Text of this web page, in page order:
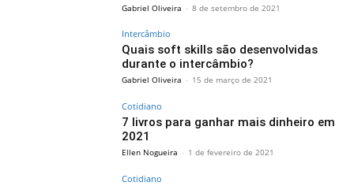
Gabriel Oliveira - 8 de setembro de 2021
Intercâmbio
Quais soft skills são desenvolvidas
durante o intercâmbio?
Gabriel Oliveira - 15 de março de 2021
Cotidiano
7 livros para ganhar mais dinheiro em
2021
Ellen Nogueira - 1 de fevereiro de 2021
Cotidiano